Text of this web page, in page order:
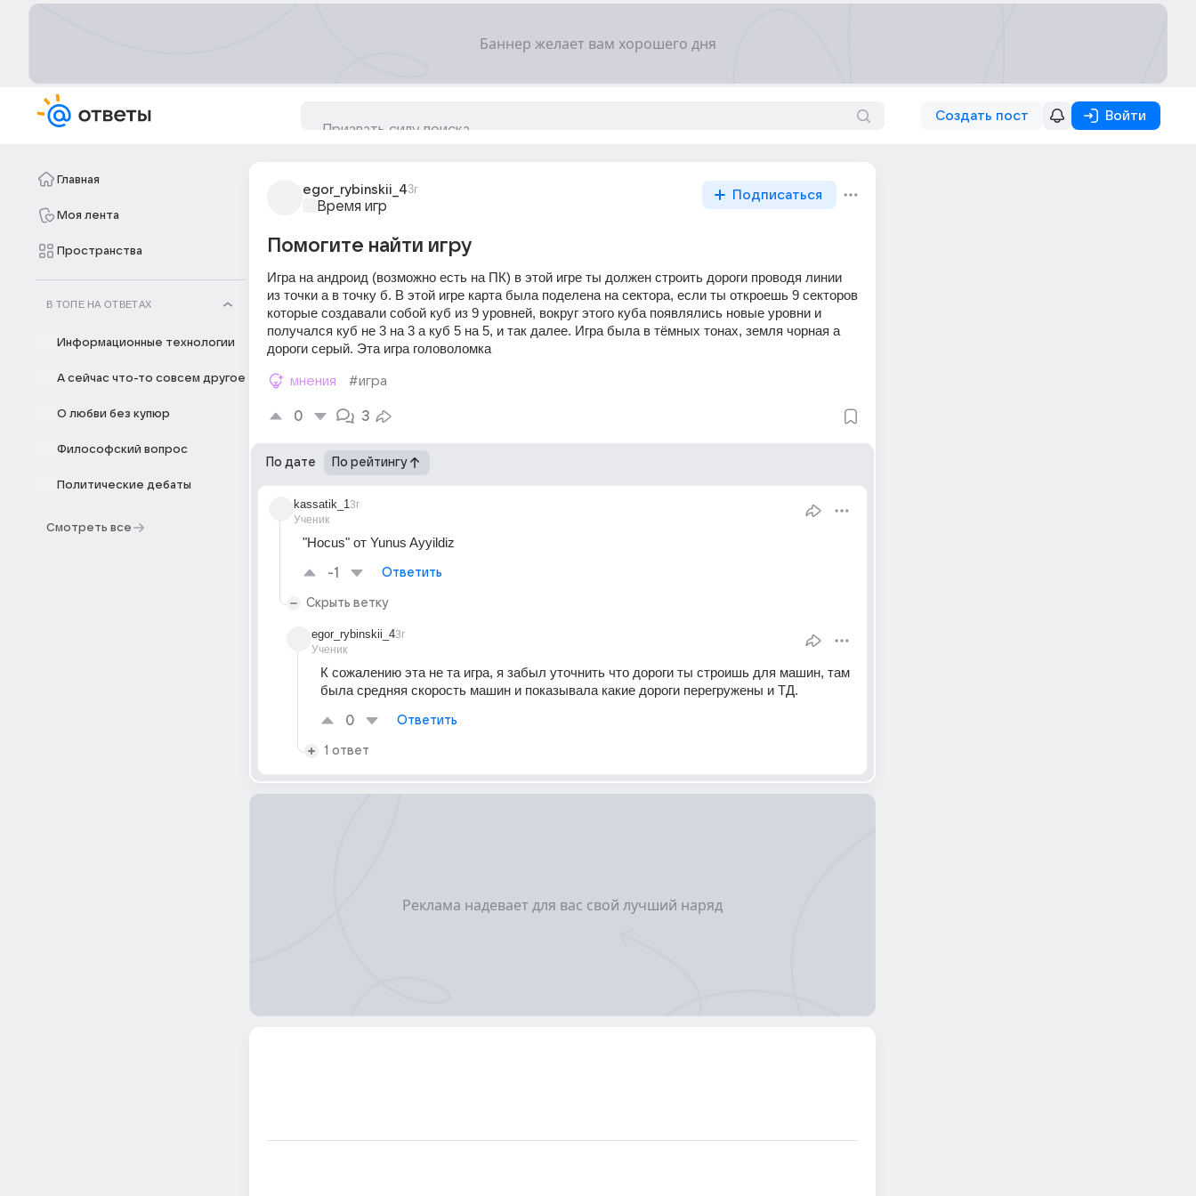
Создать пост Войти
Главная
Моя лента
Пространства
В ТОПЕ НА ОТВЕТАХ
Информационные технологии
А сейчас что-то совсем другое
О любви без купюр
Философский вопрос
Политические дебаты
Смотреть все
egor_rybinskii_43г
Время игр
Подписаться
Помогите найти игру
Игра на андроид (возможно есть на ПК) в этой игре ты должен строить дороги проводя линии
из точки а в точку б. В этой игре карта была поделена на сектора, если ты откроешь 9 секторов
которые создавали собой куб из 9 уровней, вокруг этого куба появлялись новые уровни и
получался куб не 3 на 3 а куб 5 на 5, и так далее. Игра была в тёмных тонах, земля чорная а
дороги серый. Эта игра головоломка
мнения #игра
0 3
По дате По рейтингу
kassatik_1
Ученик
3г
"Hocus" от Yunus Ayyildiz
-1 Ответить
Скрыть ветку
egor_rybinskii_4
Ученик
3г
К сожалению эта не та игра, я забыл уточнить что дороги ты строишь для машин, там
была средняя скорость машин и показывала какие дороги перегружены и ТД.
0 Ответить
1 ответ